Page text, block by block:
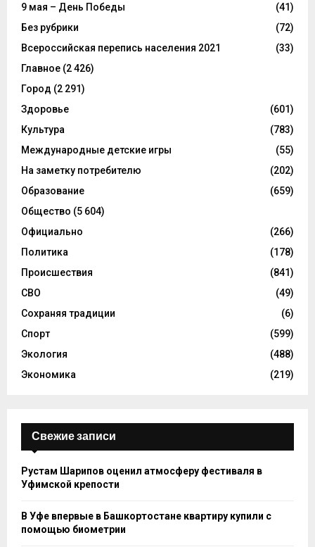
9 мая – День Победы
(41)
Без рубрики
(72)
Всероссийская перепись населения 2021
(33)
Главное (2 426)
Город (2 291)
Здоровье
(601)
Культура
(783)
Международные детские игры
(55)
На заметку потребителю
(202)
Образование
(659)
Общество (5 604)
Официально
(266)
Политика
(178)
Происшествия
(841)
СВО
(49)
Сохраняя традиции
(6)
Спорт
(599)
Экология
(488)
Экономика
(219)
Свежие записи
Рустам Шарипов оценил атмосферу фестиваля в
Уфимской крепости
В Уфе впервые в Башкортостане квартиру купили с
помощью биометрии